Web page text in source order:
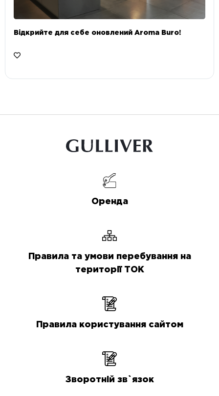
Відкрийте для себе оновлений Aroma Buro! ⠀
Оренда
Правила та умови перебування на
території ТОК
Правила користування сайтом
Зворотній зв`язок